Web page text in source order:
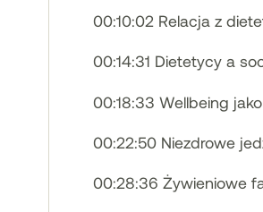
00:10:02 Relacja z
00:14:31 Dietetycy a
00:18:33 Wellbeing
00:22:50 Niezdrowe
00:28:36 Żywieniowe